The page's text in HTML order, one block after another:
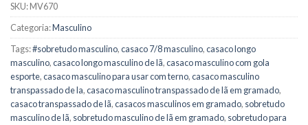
SKU:MV670
Categoria:Masculino
Tags:#sobretudo masculino,casaco 7/8 masculino,casaco longo
masculino,casaco longo masculino de lã,casaco masculino com gola
esporte,casaco masculino para usar com terno,casaco masculino
transpassado de la,casaco masculino transpassado de lã em gramado,
casaco transpassado de lã,casacos masculinos em gramado, sobretudo
masculino de lã, sobretudo masculino de lã em gramado, sobretudo para